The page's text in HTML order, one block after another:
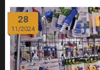
28
11/2024